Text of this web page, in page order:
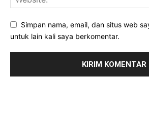
Simpan nama, email, dan situs web
untuk lain kali saya berkomentar.